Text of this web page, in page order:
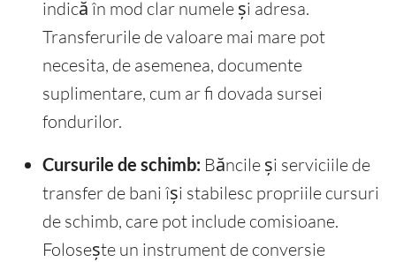
indică în mod clar numele și adresa.
Transferurile de valoare mai mare pot
necesita, de asemenea, documente
suplimentare, cum ar fi dovada sursei
fondurilor.
Cursurile de schimb: Băncile și serviciile de
transfer de bani își stabilesc propriile cursuri
de schimb, care pot include comisioane.
Folosește un instrument de conversie